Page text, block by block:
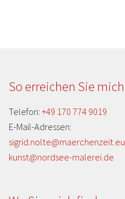
So erreichen Sie mich
Telefon: +49 170 774 9019
E-Mail-Adressen:
sigrid.nolte@maerchenzeit.eu
kunst@nordsee-malerei.de